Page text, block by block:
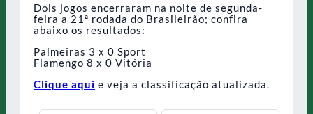
Dois jogos encerraram na noite de segunda-
feira a 21ª rodada do Brasileirão; confira
abaixo os resultados:
Palmeiras 3 x 0 Sport
Flamengo 8 x 0 Vitória
Clique aqui e veja a classificação atualizada.